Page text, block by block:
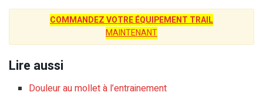
COMMANDEZ VOTRE ÉQUIPEMENT TRAIL
MAINTENANT
Lire aussi
Douleur au mollet à l’entrainement